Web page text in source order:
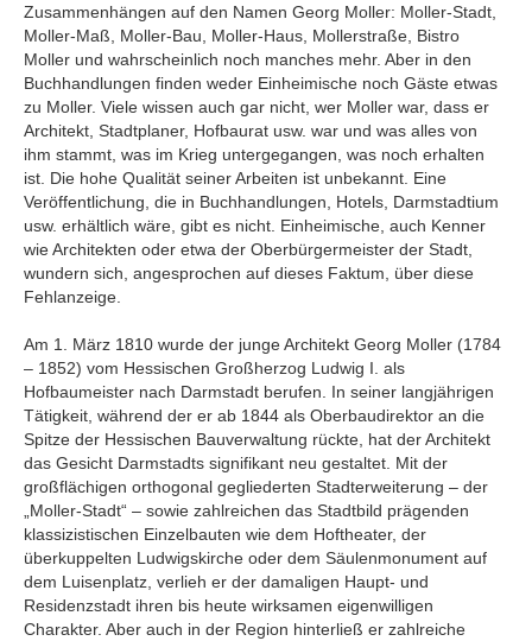
Zusammenhängen auf den Namen Georg Moller: Moller-Stadt,
Moller-Maß, Moller-Bau, Moller-Haus, Mollerstraße, Bistro
Moller und wahrscheinlich noch manches mehr. Aber in den
Buchhandlungen finden weder Einheimische noch Gäste etwas
zu Moller. Viele wissen auch gar nicht, wer Moller war, dass er
Architekt, Stadtplaner, Hofbaurat usw. war und was alles von
ihm stammt, was im Krieg untergegangen, was noch erhalten
ist. Die hohe Qualität seiner Arbeiten ist unbekannt. Eine
Veröffentlichung, die in Buchhandlungen, Hotels, Darmstadtium
usw. erhältlich wäre, gibt es nicht. Einheimische, auch Kenner
wie Architekten oder etwa der Oberbürgermeister der Stadt,
wundern sich, angesprochen auf dieses Faktum, über diese
Fehlanzeige.
Am 1. März 1810 wurde der junge Architekt Georg Moller (1784
– 1852) vom Hessischen Großherzog Ludwig I. als
Hofbaumeister nach Darmstadt berufen. In seiner langjährigen
Tätigkeit, während der er ab 1844 als Oberbaudirektor an die
Spitze der Hessischen Bauverwaltung rückte, hat der Architekt
das Gesicht Darmstadts signifikant neu gestaltet. Mit der
großflächigen orthogonal gegliederten Stadterweiterung – der
„Moller-Stadt“ – sowie zahlreichen das Stadtbild prägenden
klassizistischen Einzelbauten wie dem Hoftheater, der
überkuppelten Ludwigskirche oder dem Säulenmonument auf
dem Luisenplatz, verlieh er der damaligen Haupt- und
Residenzstadt ihren bis heute wirksamen eigenwilligen
Charakter. Aber auch in der Region hinterließ er zahlreiche